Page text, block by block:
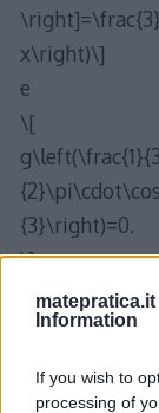
matepratica.it
Information
If you wish to
processing of
x\right)\]
e
\[
{3}\right)=0.
\]
L’angolo
all’angolo tra
goniometrica